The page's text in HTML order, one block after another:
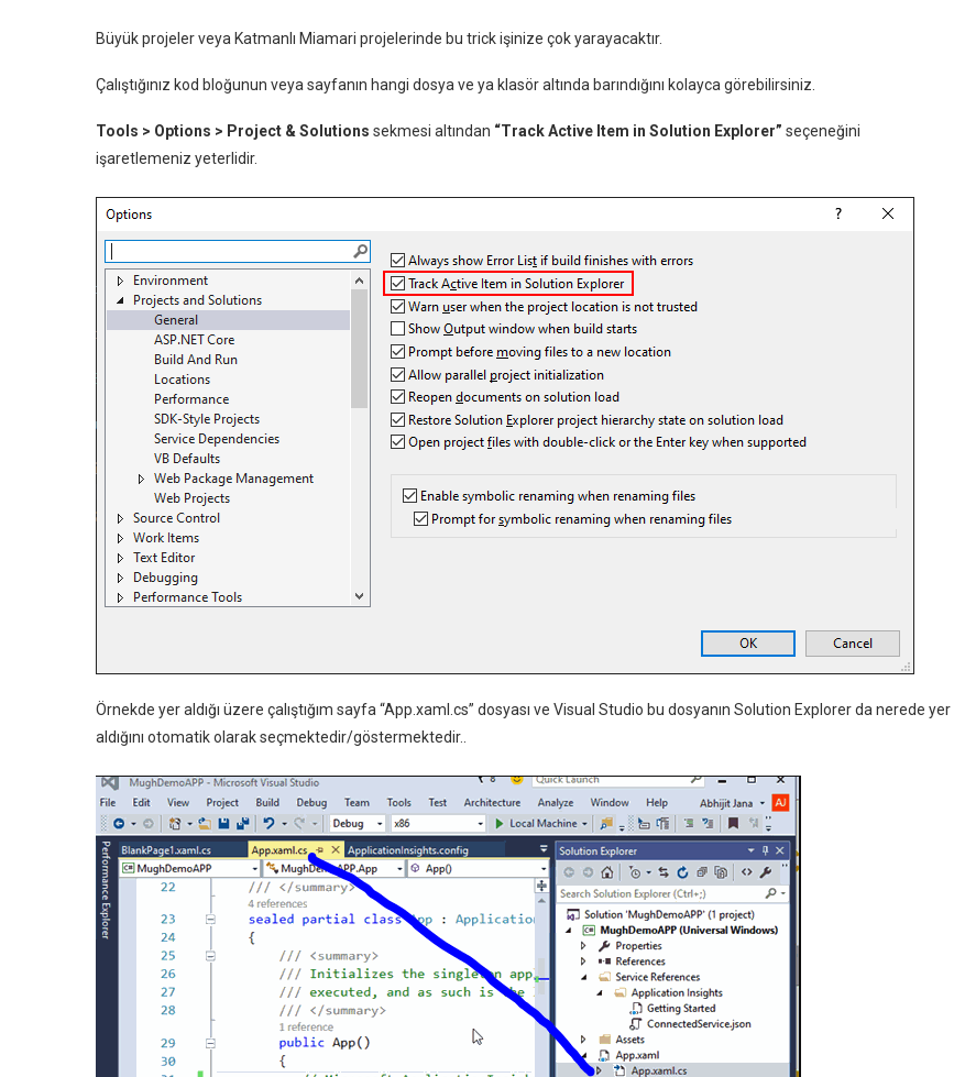
Büyük projeler veya Katmanlı Miamari projelerinde bu trick işinize çok yarayacaktır.
Çalıştığınız kod bloğunun veya sayfanın hangi dosya ve ya klasör altında barındığını kolayca görebilirsiniz.
Tools > Options > Project & Solutions sekmesi altından “Track Active Item in Solution Explorer” seçeneğini
işaretlemeniz yeterlidir.
Örnekde yer aldığı üzere çalıştığım sayfa “App.xaml.cs” dosyası ve Visual Studio bu dosyanın Solution Explorer da nerede yer
aldığını otomatik olarak seçmektedir/göstermektedir..